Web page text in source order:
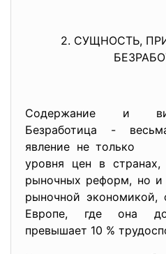
2. СУЩНОСТЬ,
Содержание и
Безработица -
явление не только
уровня цен в
рыночных реформ, но и
рыночной экономикой,
Европе, где она
превышает 10 %